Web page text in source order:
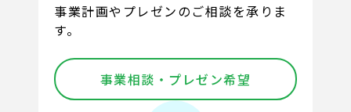
事業計画やプレゼンのご相談を承りま
す。
事業相談・プレゼン希望